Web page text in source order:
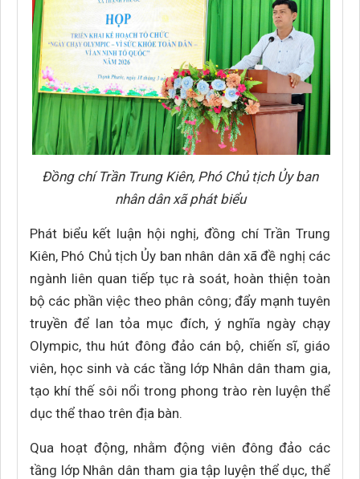
Đồng chí Trần Trung Kiên, Phó Chủ tịch Ủy ban
nhân dân xã phát biểu
Phát biểu kết luận hội nghị, đồng chí Trần Trung
Kiên, Phó Chủ tịch Ủy ban nhân dân xã đề nghị các
ngành liên quan tiếp tục rà soát, hoàn thiện toàn
bộ các phần việc theo phân công; đẩy mạnh tuyên
truyền để lan tỏa mục đích, ý nghĩa ngày chạy
Olympic, thu hút đông đảo cán bộ, chiến sĩ, giáo
viên, học sinh và các tầng lớp Nhân dân tham gia,
tạo khí thế sôi nổi trong phong trào rèn luyện thể
dục thể thao trên địa bàn.
Qua hoạt động, nhằm động viên đông đảo các
tầng lớp Nhân dân tham gia tập luyện thể dục, thể